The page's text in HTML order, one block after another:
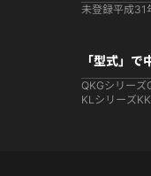
未登録平成31
「型式」
QKGシリーズ
KLシリーズ